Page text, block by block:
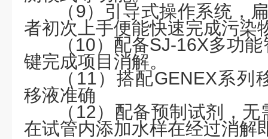
（9）引导式操作系统，
者初次上手便能快速完成污染
（10）配备SJ-16X多功
键完成项目消解。
（ 11） 搭配GENEX系列
移液准确
（ 12）配备预制试剂，
在试管内添加水样在经过消解